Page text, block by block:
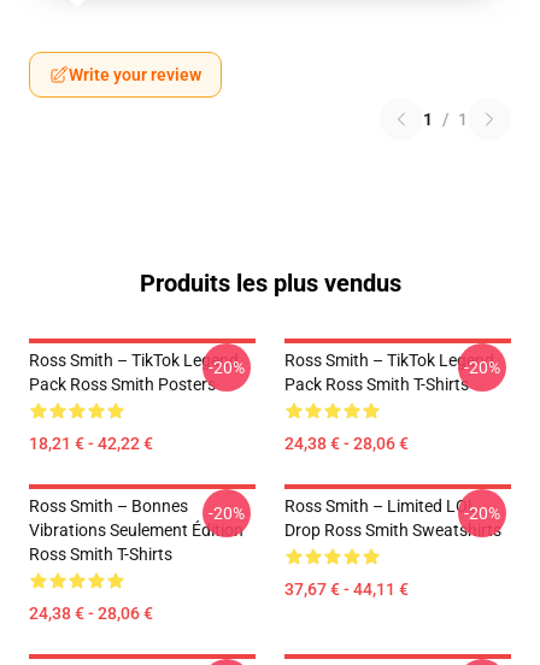
Write your review
1 / 1
Produits les plus vendus
Ross Smith – TikTok Legend
Pack Ross Smith Posters
18,21 € - 42,22 €
-20%
Ross Smith – TikTok Legend
Pack Ross Smith T-Shirts
24,38 € - 28,06 €
-20%
Ross Smith – Bonnes
Vibrations Seulement Édition
Ross Smith T-Shirts
24,38 € - 28,06 €
-20%
Ross Smith – Limited LOL
Drop Ross Smith Sweatshirts
37,67 € - 44,11 €
-20%